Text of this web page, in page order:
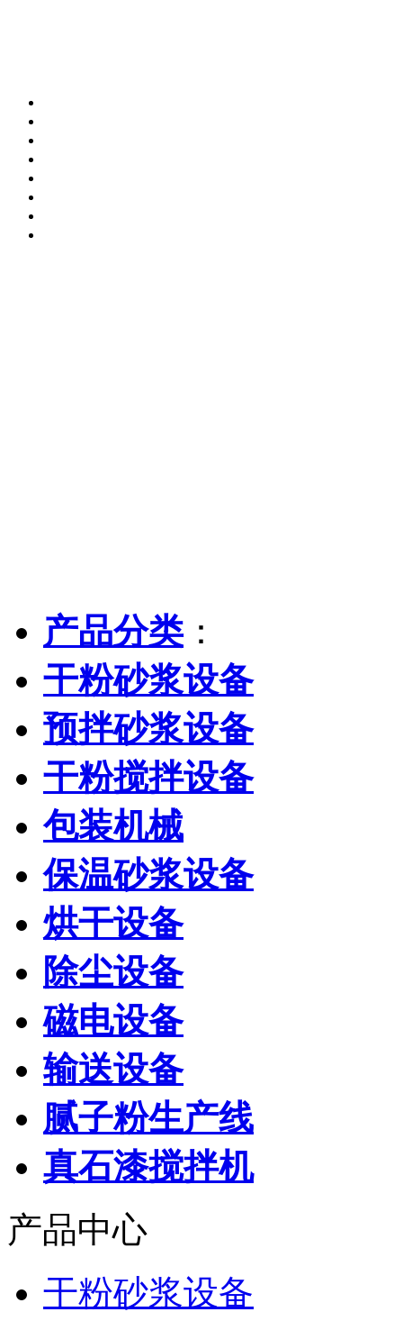
产品分类：
干粉砂浆设备
预拌砂浆设备
干粉搅拌设备
包装机械
保温砂浆设备
烘干设备
除尘设备
磁电设备
输送设备
腻子粉生产线
真石漆搅拌机
产品中心
干粉砂浆设备